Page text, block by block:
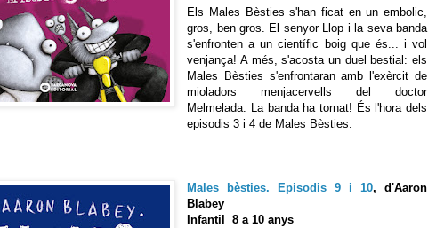
Els Males Bèsties s'han ficat en un embolic,
gros, ben gros. El senyor Llop i la seva banda
s'enfronten a un científic boig que és... i vol
venjança! A més, s'acosta un duel bestial: els
Males Bèsties s'enfrontaran amb l'exèrcit de
mioladors menjacervells del doctor
Melmelada. La banda ha tornat! És l'hora dels
episodis 3 i 4 de Males Bèsties.
Males bèsties. Episodis 9 i 10, d'Aaron
Blabey
Infantil 8 a 10 anys